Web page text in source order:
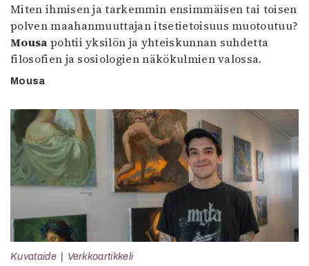
Miten ihmisen ja tarkemmin ensimmäisen tai toisen
polven maahanmuuttajan itsetietoisuus muotoutuu?
Mousa pohtii yksilön ja yhteiskunnan suhdetta
filosofien ja sosiologien näkökulmien valossa.
Mousa
Kuvataide Verkkoartikkeli